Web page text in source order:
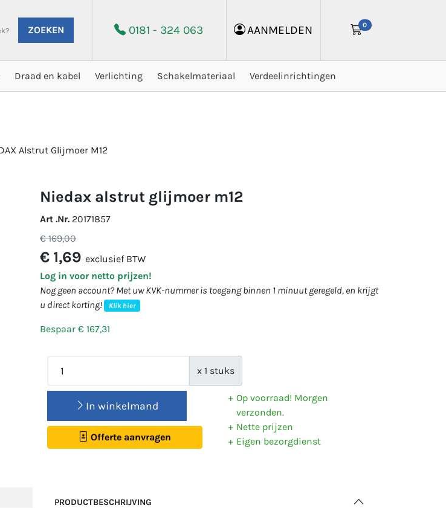
ZOEKEN 0181 - 324 063 AANMELDEN 0
Draad en kabel Verlichting Schakelmateriaal Verdeelinrichtingen
Alstrut Glijmoer M12
niedax alstrut glijmoer m12
Art .Nr. 20171857
€ 169,00
€ 1,69 exclusief BTW
Log in voor netto prijzen!
Nog geen account? Met uw KVK-nummer is toegang binnen 1 minuut geregeld, en krijgt
u direct korting!
Klik hier
Bespaar € 167,31
x 1 stuks
In winkelmand
Offerte aanvragen
Op voorraad! Morgen
verzonden.
Nette prijzen
Eigen bezorgdienst
PRODUCTBESCHRIJVING